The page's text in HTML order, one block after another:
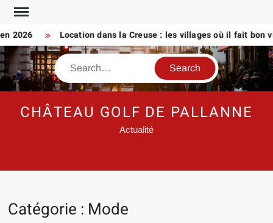
Skip
content
Location dans la Creuse : les villages où il fait bon vivre
Search
CHÂTEAU GOLF DE PALLANNE
Actualité
Catégorie : Mode